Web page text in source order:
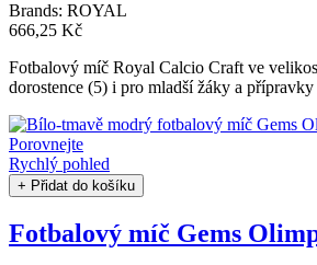
Brands: ROYAL
666,25 Kč
Fotbalový míč Royal Calcio Craft ve
dorostence (5) i pro mladší žáky a přípravky
Porovnejte
Rychlý pohled
+ Přidat do košíku
Fotbalový míč Gems